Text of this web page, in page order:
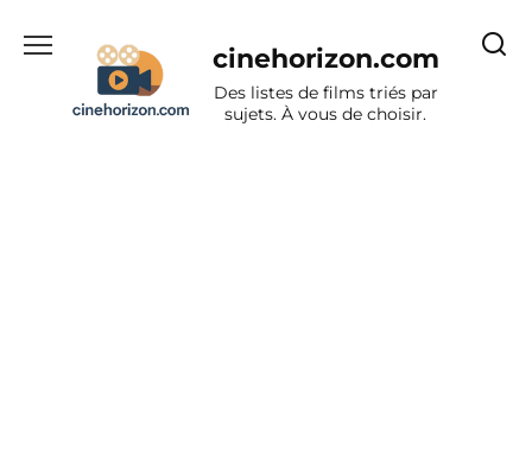
cinehorizon.com
Des listes de films triés par
sujets. À vous de choisir.